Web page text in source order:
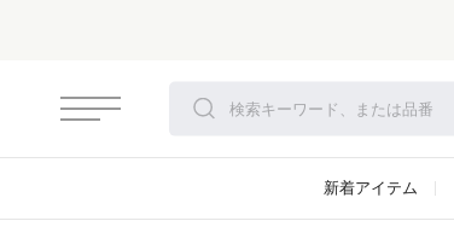
新着アイテム